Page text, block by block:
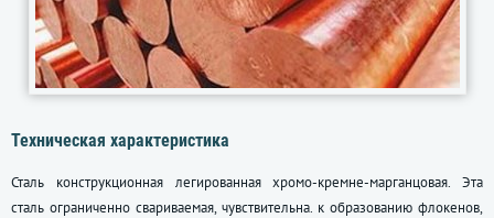
Техническая характеристика
Сталь конструкционная легированная хромо-кремне-марганцовая. Эта
сталь ограниченно свариваемая, чувствительна. к образованию флокенов,